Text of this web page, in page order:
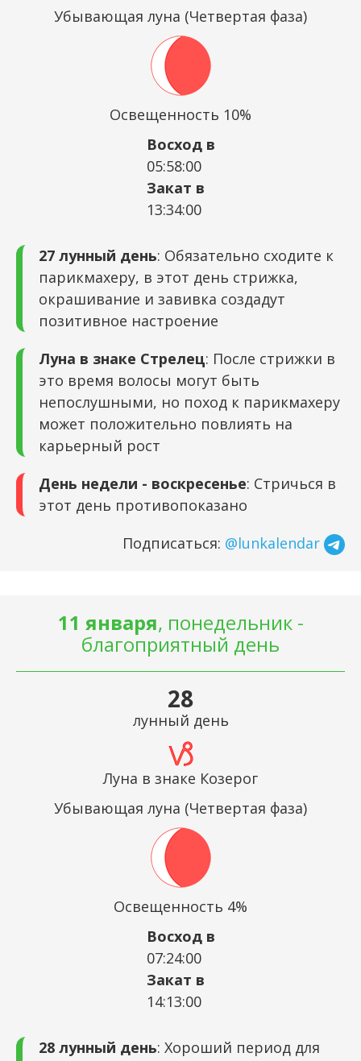
Убывающая луна (Четвертая фаза)
Освещенность 10%
Восход в
05:58:00
Закат в
13:34:00
27 лунный день: Обязательно сходите к
парикмахеру, в этот день стрижка,
окрашивание и завивка создадут
позитивное настроение
Луна в знаке Стрелец: После стрижки в
это время волосы могут быть
непослушными, но поход к парикмахеру
может положительно повлиять на
карьерный рост
День недели - воскресенье: Стричься в
этот день противопоказано
Подписаться: @lunkalendar
11 января, понедельник -
благоприятный день
28
лунный день
Луна в знаке Козерог
Убывающая луна (Четвертая фаза)
Освещенность 4%
Восход в
07:24:00
Закат в
14:13:00
28 лунный день: Хороший период для